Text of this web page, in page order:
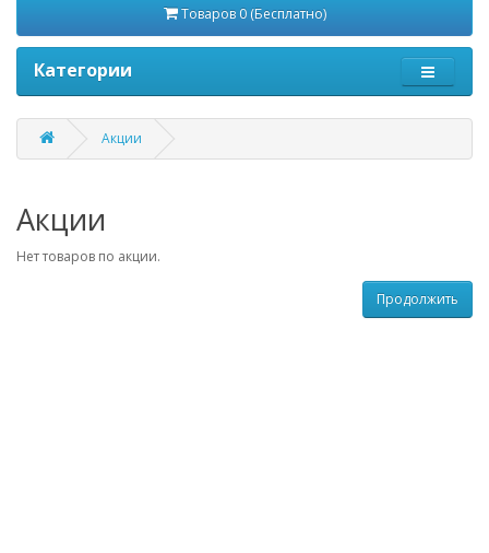
Товаров 0 (Бесплатно)
Категории
Акции
Акции
Нет товаров по акции.
Продолжить